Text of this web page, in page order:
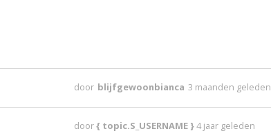
door blijfgewoonbianca 3 maanden geleden
door{ topic.S_USERNAME }4 jaar geleden